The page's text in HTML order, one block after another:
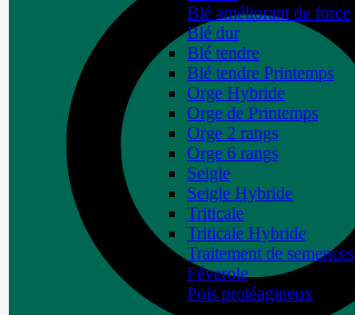
Blé améliorant de force
Blé dur
Blé tendre
Blé tendre Printemps
Orge Hybride
Orge de Printemps
Orge 2 rangs
Orge 6 rangs
Seigle
Seigle Hybride
Triticale
Triticale Hybride
Traitement de semences
Féverole
Pois protéagineux